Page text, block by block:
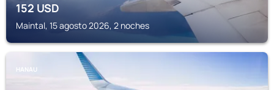
152USD
Maintal, 15 agosto 2026, 2 noches
HANAU